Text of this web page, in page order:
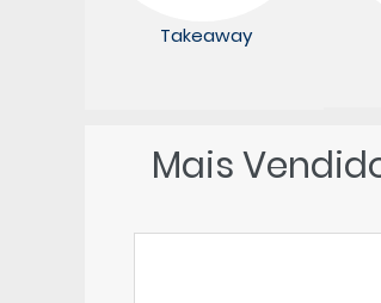
Takeaway
Mais